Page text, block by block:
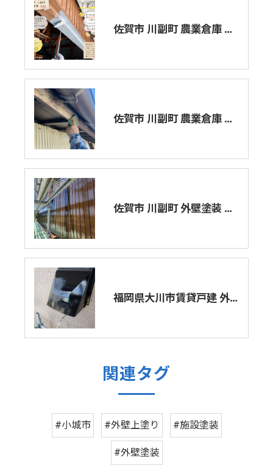
佐賀市 川副町 農業倉庫 外壁塗装 その2
佐賀市 川副町 農業倉庫 その2
佐賀市 川副町 外壁塗装 中塗り
福岡県大川市賃貸戸建 外壁中塗り
関連タグ
#小城市 #外壁上塗り #施設塗装
#外壁塗装